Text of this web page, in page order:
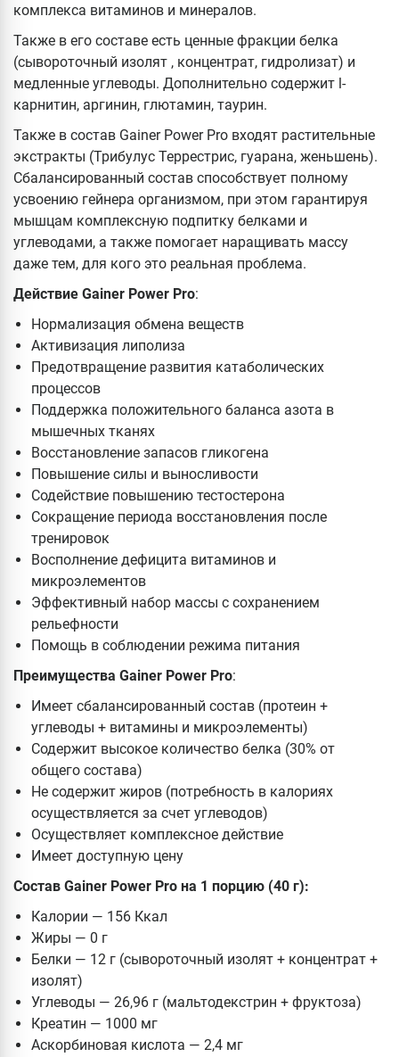
комплекса витаминов и минералов.
Также в его составе есть ценные фракции белка
(сывороточный изолят , концентрат, гидролизат) и
медленные углеводы. Дополнительно содержит l-
карнитин, аргинин, глютамин, таурин.
Также в состав Gainer Power Pro входят растительные
экстракты (Трибулус Террестрис, гуарана, женьшень).
Сбалансированный состав способствует полному
усвоению гейнера организмом, при этом гарантируя
мышцам комплексную подпитку белками и
углеводами, а также помогает наращивать массу
даже тем, для кого это реальная проблема.
Действие Gainer Power Pro:
Нормализация обмена веществ
Активизация липолиза
Предотвращение развития катаболических
процессов
Поддержка положительного баланса азота в
мышечных тканях
Восстановление запасов гликогена
Повышение силы и выносливости
Содействие повышению тестостерона
Сокращение периода восстановления после
тренировок
Восполнение дефицита витаминов и
микроэлементов
Эффективный набор массы с сохранением
рельефности
Помощь в соблюдении режима питания
Преимущества Gainer Power Pro:
Имеет сбалансированный состав (протеин +
углеводы + витамины и микроэлементы)
Содержит высокое количество белка (30% от
общего состава)
Не содержит жиров (потребность в калориях
осуществляется за счет углеводов)
Осуществляет комплексное действие
Имеет доступную цену
Состав Gainer Power Pro на 1 порцию (40 г):
Калории — 156 Ккал
Жиры — 0 г
Белки — 12 г (сывороточный изолят + концентрат +
изолят)
Углеводы — 26,96 г (мальтодекстрин + фруктоза)
Креатин — 1000 мг
Аскорбиновая кислота — 2,4 мг